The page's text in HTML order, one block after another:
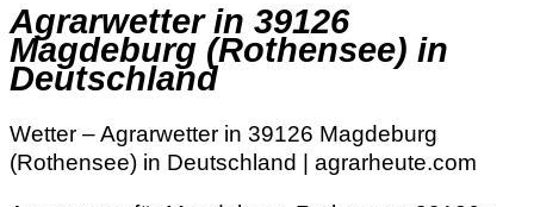
Agrarwetter in 39126
Magdeburg (Rothensee) in
Deutschland
Wetter – Agrarwetter in 39126 Magdeburg
(Rothensee) in Deutschland | agrarheute.com